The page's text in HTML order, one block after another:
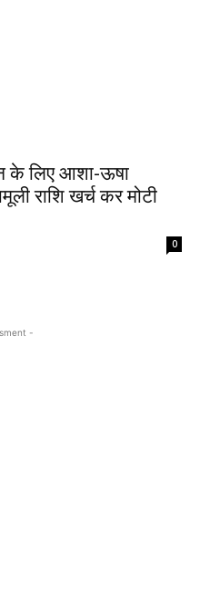
के लिए आशा-ऊषा
राशि खर्च कर मोटी
0
-